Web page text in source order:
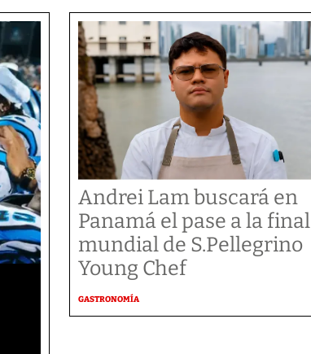
Andrei Lam buscará en
Panamá el pase a la final
mundial de S.Pellegrino
Young Chef
GASTRONOMÍA